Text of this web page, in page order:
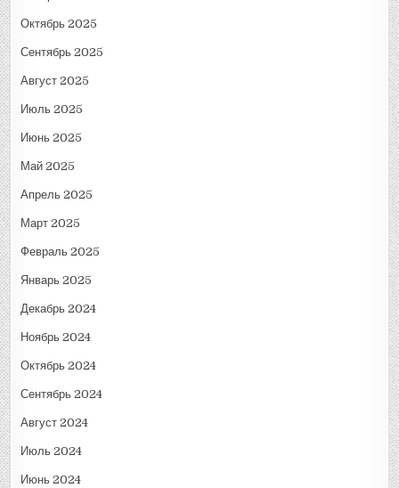
Октябрь 2025
Сентябрь 2025
Август 2025
Июль 2025
Июнь 2025
Май 2025
Апрель 2025
Март 2025
Февраль 2025
Январь 2025
Декабрь 2024
Ноябрь 2024
Октябрь 2024
Сентябрь 2024
Август 2024
Июль 2024
Июнь 2024